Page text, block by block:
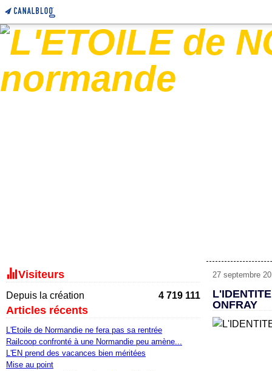
Visiteurs
Depuis la création 4 719 111
Articles récents
L'Etoile de Normandie ne fera pas sa rentrée
Railcoop confronté à une Normandie peu amène...
L'EN prend des vacances bien méritées
Mise au point
27 septembre
ONFRAY